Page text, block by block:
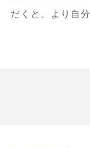
だくと、より自